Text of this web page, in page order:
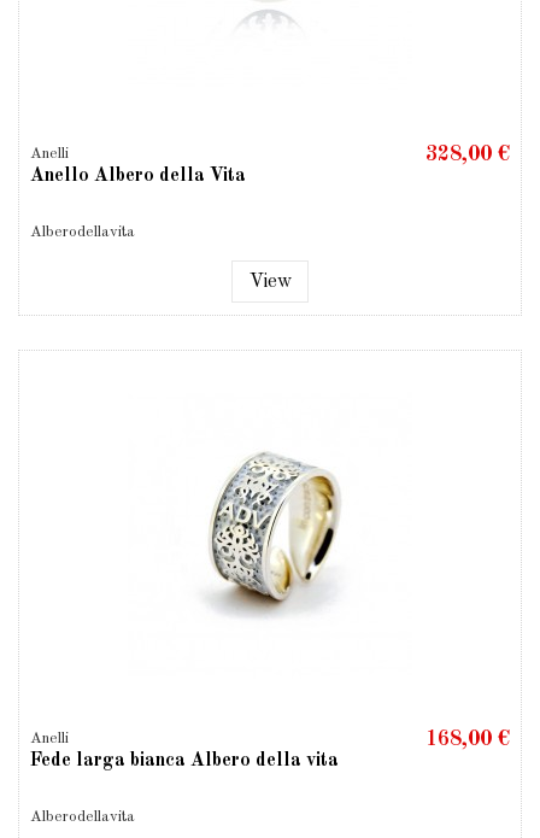
Anelli
Anello Albero della Vita
Alberodellavita
328,00 €
View
Anelli
Fede larga bianca Albero della vita
Alberodellavita
168,00 €